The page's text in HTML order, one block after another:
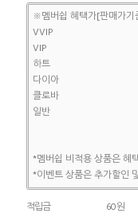
※멤버쉽 혜택가[판매가
VVIP
VIP
하트
다이아
클로바
일반
*멤버쉽 비적용 상품은 혜
*이벤트 상품은 추가할인
적립금
60원